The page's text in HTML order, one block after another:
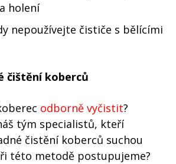
holení
nepoužívejte čističe s bělícími
čištění koberců
odborně vyčistit?
tým specialistů, kteří
čistění koberců suchou
této metodě postupujeme?